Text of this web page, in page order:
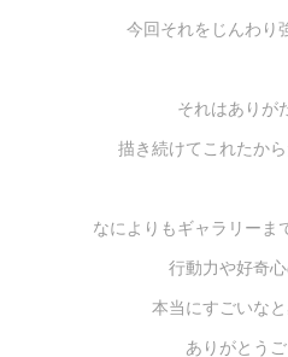
今回それをじんわり
それはありが
描き続けてこれたか
なによりもギャラリーま
行動力や好奇
本当にすごいな
ありがとう